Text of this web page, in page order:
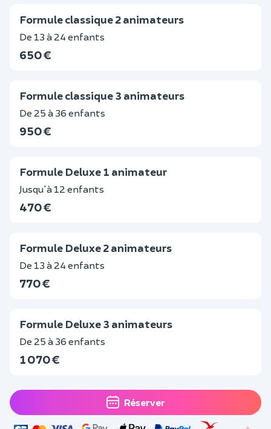
Formule classique 2 animateurs
De 13 à 24 enfants
650 €
Formule classique 3 animateurs
De 25 à 36 enfants
950 €
Formule Deluxe 1 animateur
Jusqu'à 12 enfants
470 €
Formule Deluxe 2 animateurs
De 13 à 24 enfants
770 €
Formule Deluxe 3 animateurs
De 25 à 36 enfants
1 070 €
Réserver